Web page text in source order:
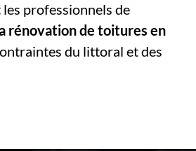
professionnels de
rénovation de toitures en
du littoral et des